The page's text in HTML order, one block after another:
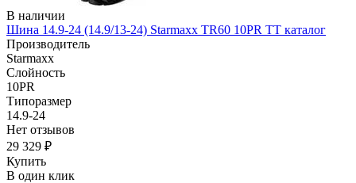
В наличии
Шина 14.9-24 (14.9/13-24) Starmaxx TR60 10PR TT каталог
Производитель
Starmaxx
Слойность
10PR
Типоразмер
14.9-24
Нет отзывов
29 329 ₽
Купить
В один клик